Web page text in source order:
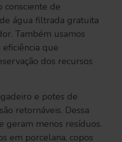
consciente de
água filtrada gratuita
Também usamos
que
dos recursos
e potes de
retornáveis. Dessa
geram menos resíduos.
em porcelana, copos